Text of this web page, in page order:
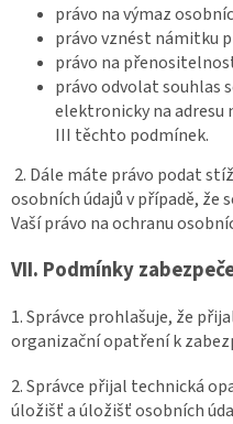
právo na výmaz
právo vznést námitku
právo na
právo odvolat souhlas
elektronicky na adresu
III těchto podmínek.
2. Dále máte právo podat
osobních údajů v případě, že
Vaší právo na ochranu
VII. Podmínky
1. Správce prohlašuje, že
organizační opatření k
2. Správce přijal technická
úložišť a úložišť osobních